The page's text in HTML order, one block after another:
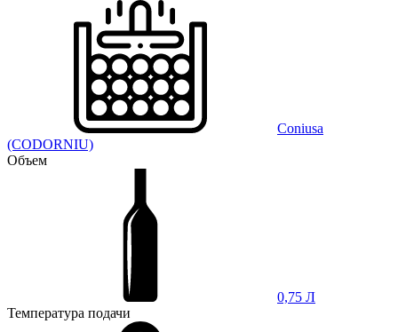
Coniusa
(CODORNIU)
Объем
0,75 Л
Температура подачи